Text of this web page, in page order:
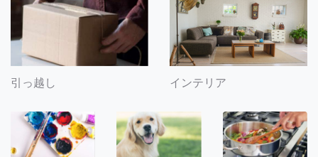
引っ越し インテリア